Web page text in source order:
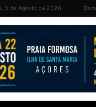
5 de Agosto de 2026